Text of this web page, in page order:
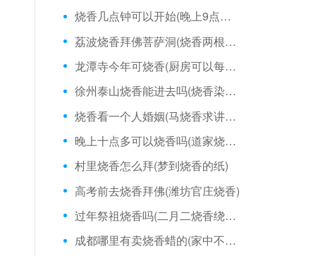
烧香几点钟可以开始(晚上9点可以烧香吗)
荔波烧香拜佛菩萨洞(烧香两根不熄灭)
龙潭寺今年可烧香(厨房可以每天烧香吗)
徐州泰山烧香能进去吗(烧香染到皮肤)
烧香看一个人婚姻(马烧香求讲什么道理)
晚上十点多可以烧香吗(道家烧香要选时辰吗)
村里烧香怎么拜(梦到烧香的纸)
高考前去烧香拜佛(潍坊官庄烧香)
过年祭祖烧香吗(二月二烧香绕家一周)
成都哪里有卖烧香蜡的(家中不烧香的后果)